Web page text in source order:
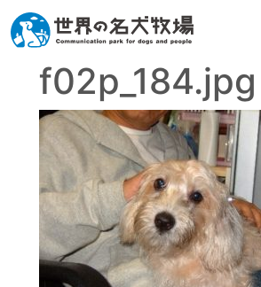
f02p_184.jpg